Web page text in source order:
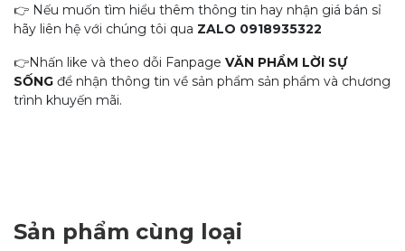
👉 Nếu muốn tìm hiểu thêm thông tin hay nhận giá bán sỉ
hãy liên hệ với chúng tôi qua ZALO 0918935322
👉Nhấn like và theo dỗi Fanpage VĂN PHẨM LỜI SỰ
SỐNG để nhận thông tin về sản phẩm sản phẩm và chương
trình khuyến mãi.
Sản phẩm cùng loại